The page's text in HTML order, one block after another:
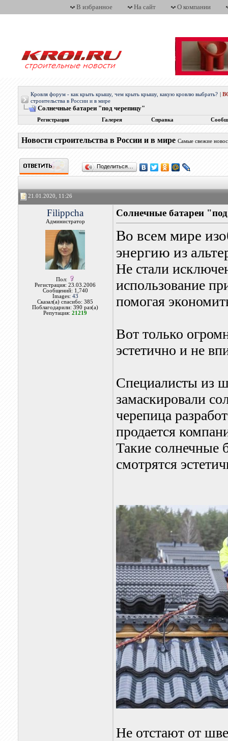
В избранное На сайт О компании
Кровля форум - как крыть крышу, чем крыть крышу, какую кровлю выбрать?
строительства в России и в мире
Солнечные батареи "под черепицу"
Регистрация Галерея Справка
Новости строительства в России и в мире Самые свежие
Поделиться…
21.01.2020, 11:26
Filippcha
Администратор
Пол:
Регистрация: 23.03.2006
Сообщений: 1,740
Images: 43
Сказал(а) спасибо: 385
Поблагодарили: 390 раз(а)
Репутация:21219
Солнечные батареи
Во всем мире
энергию из
Не стали
использование
помогая
Вот только
эстетично и не
Специалисты из
замаскировали
черепица
продается
Такие солнечные
смотрятся
Не отстают от